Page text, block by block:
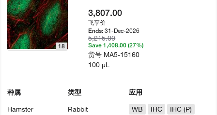
18
种属
Hamster
类型
Rabbit
应用
WB
IHC
IHC (P)
3,807.00
飞享价
Ends:31-Dec-2026
5,215.00
Save 1,408.00 (27%)
货号 MA5-15160
100 µL